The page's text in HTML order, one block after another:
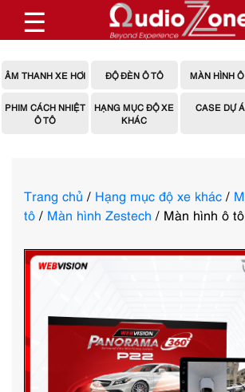
☰
ÂM THANH XE HƠI ĐỘ ĐÈN Ô TÔ MÀN HÌNH Ô
PHIM CÁCH NHIỆT
Ô TÔ
HẠNG MỤC ĐỘ XE
KHÁC
CASE DỰ
Trang chủ / Hạng mục độ xe khác /
tô / Màn hình Zestech / Màn hình ô